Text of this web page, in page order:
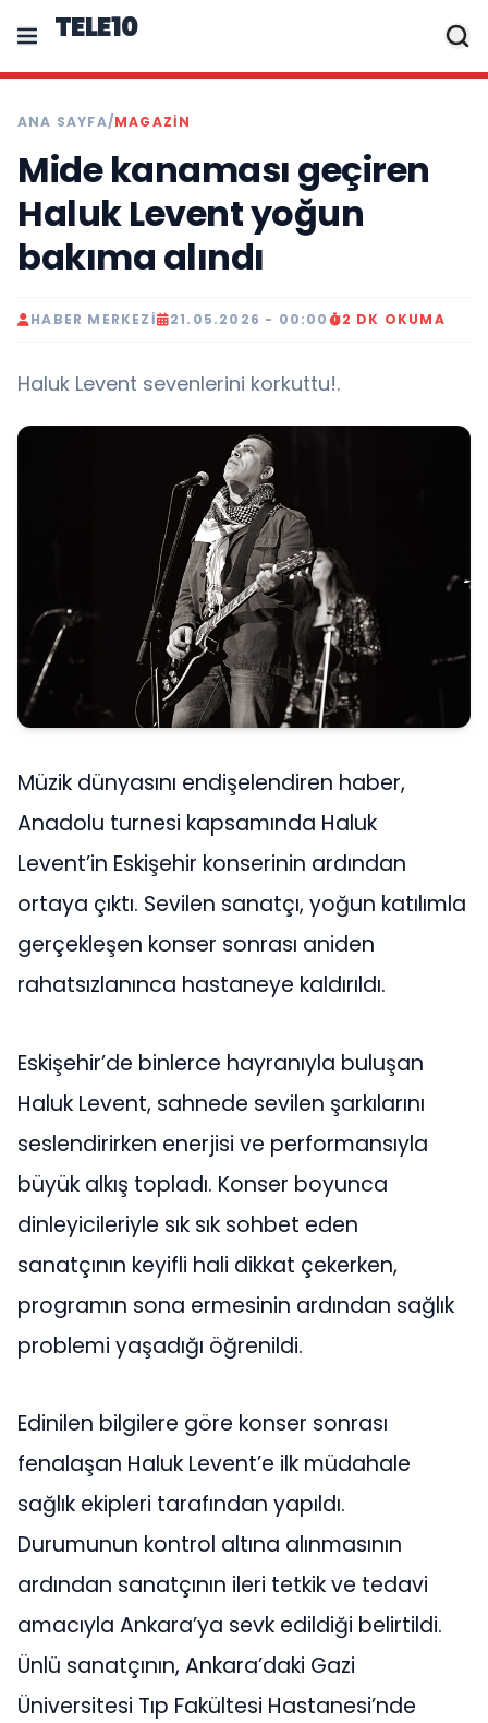
TELE10
ANA SAYFA/MAGAZIN
Mide kanaması geçiren
Haluk Levent yoğun
bakıma alındı
HABER MERKEZI 21.05.2026 - 00:00 2 DK OKUMA
Haluk Levent sevenlerini korkuttu!.
Müzik dünyasını endişelendiren haber,
Anadolu turnesi kapsamında Haluk
Levent’in Eskişehir konserinin ardından
ortaya çıktı. Sevilen sanatçı, yoğun katılımla
gerçekleşen konser sonrası aniden
rahatsızlanınca hastaneye kaldırıldı.
Eskişehir’de binlerce hayranıyla buluşan
Haluk Levent, sahnede sevilen şarkılarını
seslendirirken enerjisi ve performansıyla
büyük alkış topladı. Konser boyunca
dinleyicileriyle sık sık sohbet eden
sanatçının keyifli hali dikkat çekerken,
programın sona ermesinin ardından sağlık
problemi yaşadığı öğrenildi.
Edinilen bilgilere göre konser sonrası
fenalaşan Haluk Levent’e ilk müdahale
sağlık ekipleri tarafından yapıldı.
Durumunun kontrol altına alınmasının
ardından sanatçının ileri tetkik ve tedavi
amacıyla Ankara’ya sevk edildiği belirtildi.
Ünlü sanatçının, Ankara’daki Gazi
Üniversitesi Tıp Fakültesi Hastanesi’nde